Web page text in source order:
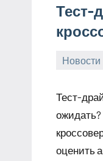
Тест-
Новости
Тест-
оценить